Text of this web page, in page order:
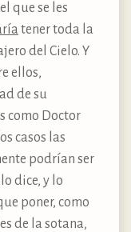
que se les
tener toda la
del Cielo. Y
ellos,
de su
como Doctor
casos las
podrían ser
dice, y lo
poner, como
de la sotana,